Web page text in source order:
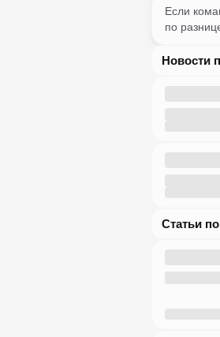
Если
по
Новости
Статьи